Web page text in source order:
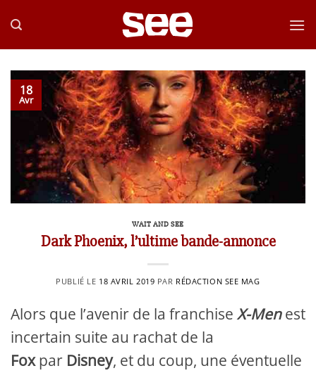
au
18
Avr
WAIT AND SEE
Dark Phoenix, l’ultime bande-annonce
PUBLIÉ LE 18 AVRIL 2019 PAR RÉDACTION SEE MAG
Alors que l’avenir de la franchise X-Menest
incertain suite au rachat de la
Foxpar Disney, et du coup, une éventuelle